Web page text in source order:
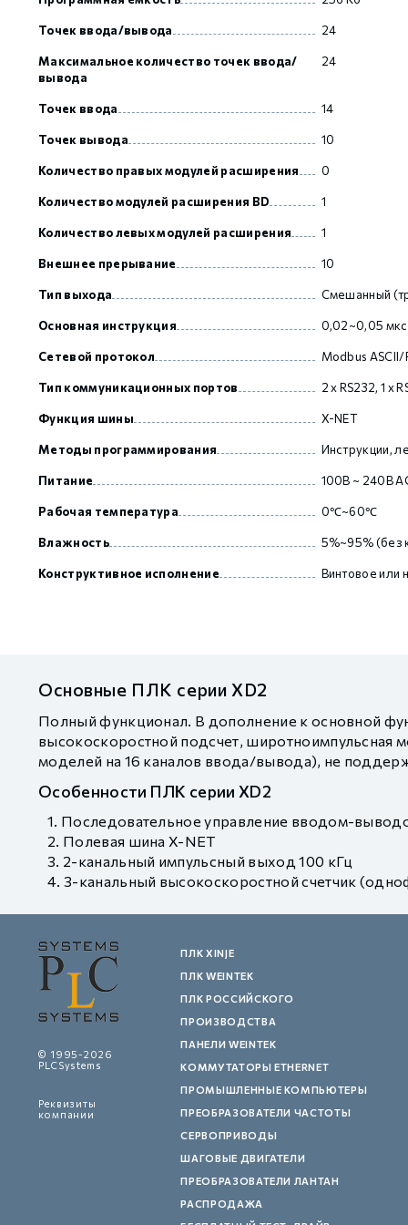
Точек ввода/вывода 24
Максимальное количество точек ввода/
вывода
24
Точек ввода 14
Точек вывода 10
Количество правых модулей расширения 0
Количество модулей расширения BD 1
Количество левых модулей расширения 1
Внешнее прерывание 10
Тип выхода Смешанный
Основная инструкция 0,02~0,05 мкс
Сетевой протокол Modbus
Тип коммуникационных портов 2 х RS232, 1 х
Функция шины X-NET
Методы программирования Инструкции,
Питание 100В ~ 240В
Рабочая температура 0℃~60℃
Влажность 5%~95% (без
Конструктивное исполнение Винтовое или
Основные ПЛК серии XD2
Полный функционал. В дополнение к основной
высокоскоростной подсчет, широтноимпульсная
моделей на 16 каналов ввода/вывода), не
Особенности ПЛК серии XD2
Последовательное управление вводом-
Полевая шина X-NET
2-канальный импульсный выход 100 кГц
3-канальный высокоскоростной счетчик
© 1995-2026
PLCSystems
Реквизиты
компании
ПЛК XINJE
ПЛК WEINTEK
ПЛК РОССИЙСКОГО
ПРОИЗВОДСТВА
ПАНЕЛИ WEINTEK
КОММУТАТОРЫ ETHERNET
ПРОМЫШЛЕННЫЕ КОМПЬЮТЕРЫ
ПРЕОБРАЗОВАТЕЛИ ЧАСТОТЫ
СЕРВОПРИВОДЫ
ШАГОВЫЕ ДВИГАТЕЛИ
ПРЕОБРАЗОВАТЕЛИ ЛАНТАН
РАСПРОДАЖА
GCAN